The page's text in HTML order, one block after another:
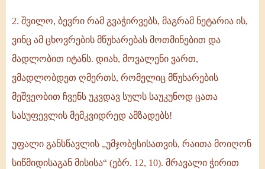
2. შვილო, ბევრი რამ გვაჭირვებს, მაგრამ ნეტარია ის,
ვინც ამ ცხოვრების მწუხარებას მოთმინებით და
მადლობით იტანს. დიახ, მოვალენი ვართ,
ვმადლობდეთ ღმერთს, რომელიც მწუხარების
მეშვეობით ჩვენს უკვდავ სულს საუკუნოდ ცათა
სასუფევლის მემკვიდრედ ამზადებს!
უფალი განსწავლის „უმჯობესისათვის, რაითა მოიღონ
სიწმიდისაგან მისისა“ (ებრ. 12, 10). მრავალი ჭირით